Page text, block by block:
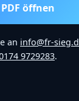
PDF öffnen
an info@fr-
9729283.